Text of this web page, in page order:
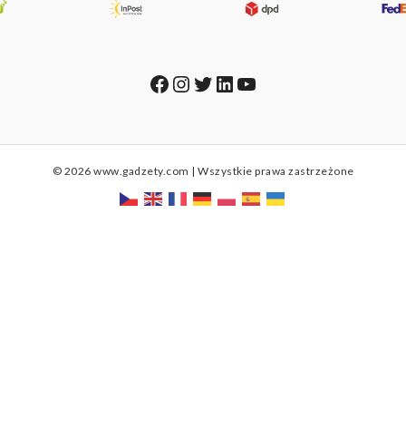
Facebook
Instagram
Twitter
LinkedIn
YouTube
© 2026 www.gadzety.com | Wszystkie prawa zastrzeżone